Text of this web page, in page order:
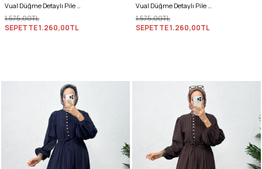
Vual Düğme Detaylı Pile Elbise 5007 - BEBE MAVİSİ
1.575,00TL
SEPETTE1.260,00TL
Vual Düğme Detaylı Pile Elbise 5007 - PEMBE
1.575,00TL
SEPETTE1.260,00TL